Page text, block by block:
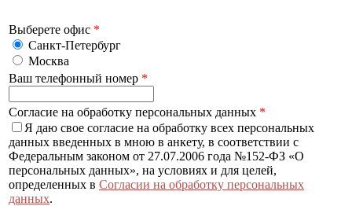
Выберете офис *
Санкт-Петербург
Москва
Ваш телефонный номер *
Согласие на обработку персональных данных *
Я даю свое согласие на обработку всех персональных
данных введенных в мною в анкету, в соответствии с
Федеральным законом от 27.07.2006 года №152-ФЗ «О
персональных данных», на условиях и для целей,
определенных в Согласии на обработку персональных
данных.